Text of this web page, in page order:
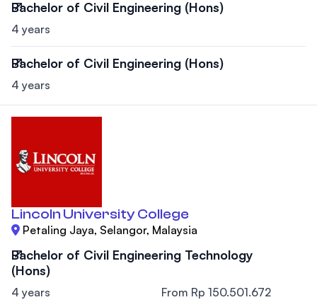
Bachelor of Civil Engineering (Hons)
4 years
Bachelor of Civil Engineering (Hons)
4 years
Lincoln University College
Petaling Jaya, Selangor, Malaysia
Bachelor of Civil Engineering Technology
(Hons)
4 years From Rp 150.501.672